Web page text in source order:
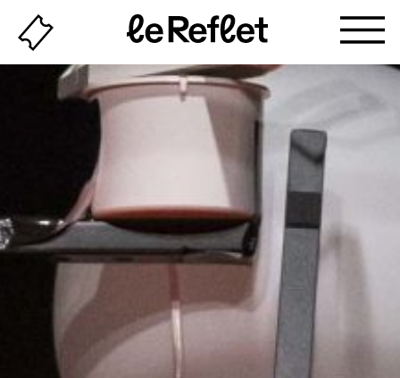
Billeterie
Page
d'accueil